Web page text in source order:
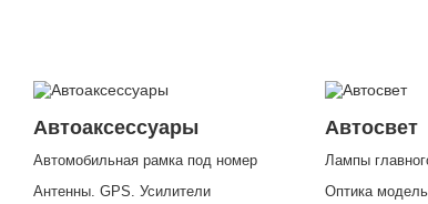
Автоаксессуары
Автомобильная рамка под номер
Антенны. GPS. Усилители
Автосвет
Лампы
Оптика